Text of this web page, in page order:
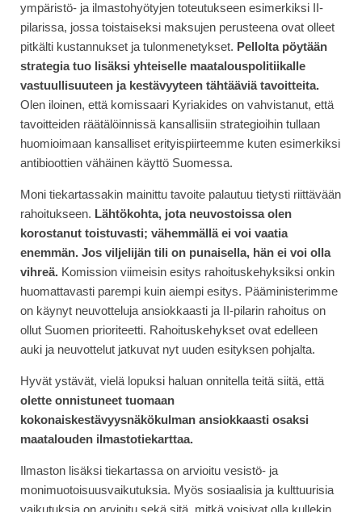
ympäristö- ja ilmastohyötyjen toteutukseen esimerkiksi II-
pilarissa, jossa toistaiseksi maksujen perusteena ovat olleet
pitkälti kustannukset ja tulonmenetykset. Pellolta pöytään
strategia tuo lisäksi yhteiselle maatalouspolitiikalle
vastuullisuuteen ja kestävyyteen tähtääviä tavoitteita.
Olen iloinen, että komissaari Kyriakides on vahvistanut, että
tavoitteiden räätälöinnissä kansallisiin strategioihin tullaan
huomioimaan kansalliset erityispiirteemme kuten esimerkiksi
antibioottien vähäinen käyttö Suomessa.
Moni tiekartassakin mainittu tavoite palautuu tietysti riittävään
rahoitukseen. Lähtökohta, jota neuvostoissa olen
korostanut toistuvasti; vähemmällä ei voi vaatia
enemmän. Jos viljelijän tili on punaisella, hän ei voi olla
vihreä. Komission viimeisin esitys rahoituskehyksiksi onkin
huomattavasti parempi kuin aiempi esitys. Pääministerimme
on käynyt neuvotteluja ansiokkaasti ja II-pilarin rahoitus on
ollut Suomen prioriteetti. Rahoituskehykset ovat edelleen
auki ja neuvottelut jatkuvat nyt uuden esityksen pohjalta.
Hyvät ystävät, vielä lopuksi haluan onnitella teitä siitä, että
olette onnistuneet tuomaan
kokonaiskestävyysnäkökulman ansiokkaasti osaksi
maatalouden ilmastotiekarttaa.
Ilmaston lisäksi tiekartassa on arvioitu vesistö- ja
monimuotoisuusvaikutuksia. Myös sosiaalisia ja kulttuurisia
vaikutuksia on arvioitu sekä sitä, mitkä voisivat olla kullekin